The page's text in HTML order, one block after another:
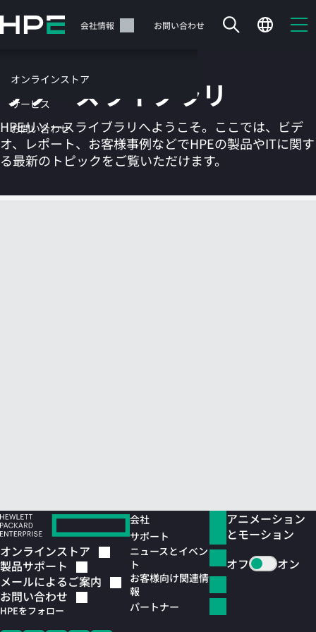
イ
テ
ツ
に
ス
ッ
サポート 会社情報 お問い合わせ
オンラインストア
サービス
お問い合わせ
カートは空です
リソースライブラリ
HPEリソースライブラリへようこそ。ここでは、ビデ
オ、レポート、お客様事例などでHPEの製品やITに関す
る最新のトピックをご覧いただけます。
オンラインストア
製品サポート
メールによるご案内
お問い合わせ
HPEをフォロー
会社
サポート
ニュースとイベン
ト
お客様向け関連情
報
パートナー
アニメーション
とモーション
オフ
オン